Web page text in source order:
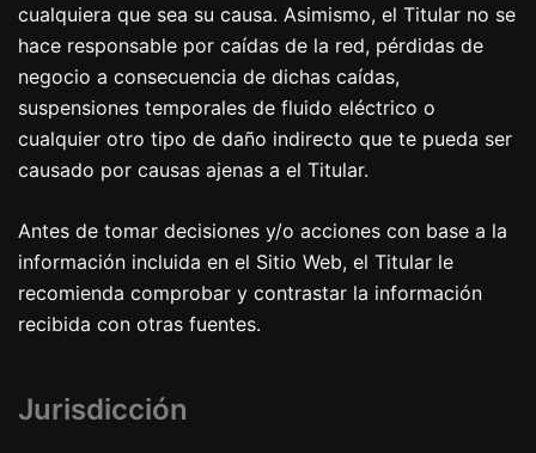
cualquiera que sea su causa. Asimismo, el Titular no se
hace responsable por caídas de la red, pérdidas de
negocio a consecuencia de dichas caídas,
suspensiones temporales de fluido eléctrico o
cualquier otro tipo de daño indirecto que te pueda ser
causado por causas ajenas a el Titular.
Antes de tomar decisiones y/o acciones con base a la
información incluida en el Sitio Web, el Titular le
recomienda comprobar y contrastar la información
recibida con otras fuentes.
Jurisdicción